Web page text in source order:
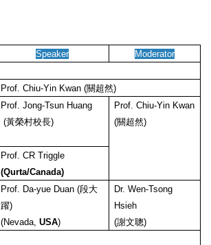
Speaker
Moderator
Prof. Chiu-Yin Kwan (關超然)
Prof. Jong-Tsun Huang
(黃榮村校長)
Prof. Chiu-Yin Kwan
(關超然)
Prof. CR Triggle
(Qurta/Canada)
Prof. Da-yue Duan (段大
躍)
(Nevada, USA)
Dr. Wen-Tsong
Hsieh
(謝文聰)